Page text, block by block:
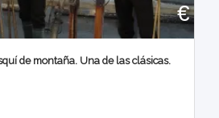
€
de montaña. Una de las clásicas.